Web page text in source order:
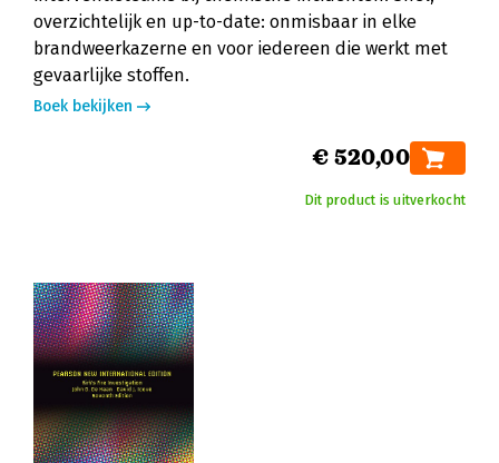
overzichtelijk en up-to-date: onmisbaar in elke
brandweerkazerne en voor iedereen die werkt met
gevaarlijke stoffen.
Boek bekijken
€ 520,00
Dit product is uitverkocht